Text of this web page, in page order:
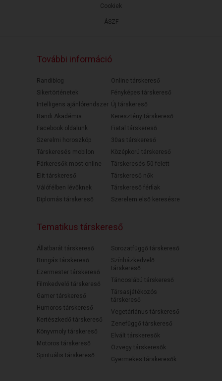
ÁSZF
Cookiek
További információ
Randiblog
Sikertörténetek
Intelligens ajánlórendszer
Randi Akadémia
Facebook oldalunk
Szerelmi horoszkóp
Társkeresés mobilon
Párkeresők most online
Elit társkereső
Válófélben lévőknek
Diplomás társkereső
Online társkereső
Fényképes társkereső
Új társkereső
Keresztény társkereső
Fiatal társkereső
30as társkereső
Középkorú társkereső
Társkeresés 50 felett
Társkereső nők
Társkereső férfiak
Szerelem első keresésre
Tematikus társkereső
Állatbarát társkereső
Bringás társkereső
Ezermester társkereső
Filmkedvelő társkereső
Gamer társkereső
Humoros társkereső
Kertészkedő társkereső
Könyvmoly társkereső
Motoros társkereső
Spirituális társkereső
Sorozatfüggő társkereső
Színházkedvelő
társkereső
Táncoslábú társkereső
Társasjátékozós
társkereső
Vegetáriánus társkereső
Zenefüggő társkereső
Elvált társkeresők
Özvegy társkeresők
Gyermekes társkeresők